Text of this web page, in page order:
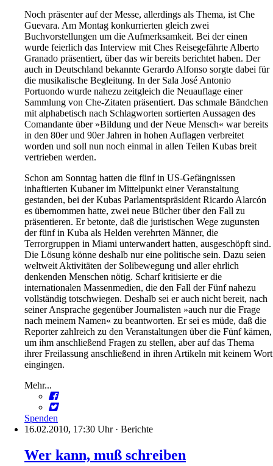
Noch präsenter auf der Messe, allerdings als Thema, ist Che
Guevara. Am Montag konkurrierten gleich zwei
Buchvorstellungen um die Aufmerksamkeit. Bei der einen
wurde feierlich das Interview mit Ches Reisegefährte Alberto
Granado präsentiert, über das wir bereits berichtet haben. Der
auch in Deutschland bekannte Gerardo Alfonso sorgte dabei für
die musikalische Begleitung. In der Sala José Antonio
Portuondo wurde nahezu zeitgleich die Neuauflage einer
Sammlung von Che-Zitaten präsentiert. Das schmale Bändchen
mit alphabetisch nach Schlagworten sortierten Aussagen des
Comandante über »Bildung und der Neue Mensch« war bereits
in den 80er und 90er Jahren in hohen Auflagen verbreitet
worden und soll nun noch einmal in allen Teilen Kubas breit
vertrieben werden.
Schon am Sonntag hatten die fünf in US-Gefängnissen
inhaftierten Kubaner im Mittelpunkt einer Veranstaltung
gestanden, bei der Kubas Parlamentspräsident Ricardo Alarcón
es übernommen hatte, zwei neue Bücher über den Fall zu
präsentieren. Er betonte, daß die juristischen Wege zugunsten
der fünf in Kuba als Helden verehrten Männer, die
Terrorgruppen in Miami unterwandert hatten, ausgeschöpft sind.
Die Lösung könne deshalb nur eine politische sein. Dazu seien
weltweit Aktivitäten der Solibewegung und aller ehrlich
denkenden Menschen nötig. Scharf kritisierte er die
internationalen Massenmedien, die den Fall der Fünf nahezu
vollständig totschwiegen. Deshalb sei er auch nicht bereit, nach
seiner Ansprache gegenüber Journalisten »auch nur die Frage
nach meinem Namen« zu beantworten. Er sei es müde, daß die
Reporter zahlreich zu den Veranstaltungen über die Fünf kämen,
um ihm anschließend Fragen zu stellen, aber auf das Thema
ihrer Freilassung anschließend in ihren Artikeln mit keinem Wort
eingingen.
Mehr...
Spenden
16.02.2010, 17:30 Uhr· Berichte
Wer kann, muß schreiben